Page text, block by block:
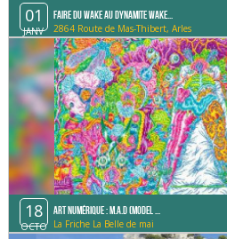
01
JANV
Faire du Wake au Dynamite Wake...
2864 Route de Mas-Thibert, Arles
18
OCTO
Art Numérique : M.A.D (Model ...
La Friche La Belle de mai